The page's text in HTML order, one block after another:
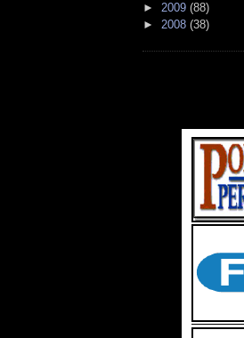
► 2009 (88)
► 2008 (38)